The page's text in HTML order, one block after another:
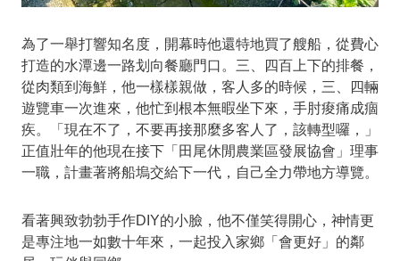
為了一舉打響知名度，開幕時他還特地買了艘船，從費心
打造的水潭邊一路划向餐廳門口。三、四百上下的排餐，
從肉類到海鮮，他一樣樣親做，客人多的時候，三、四輛
遊覽車一次進來，他忙到根本無暇坐下來，手肘痠痛成痼
疾。「現在不了，不要再接那麼多客人了，該轉型囉，」
正值壯年的他現在接下「田尾休閒農業區發展協會」理事
一職，計畫著將船塢交給下一代，自己全力帶地方導覽。
看著興致勃勃手作DIY的小臉，他不僅笑得開心，神情更
是專注地一如數十年來，一起投入家鄉「會更好」的鄰